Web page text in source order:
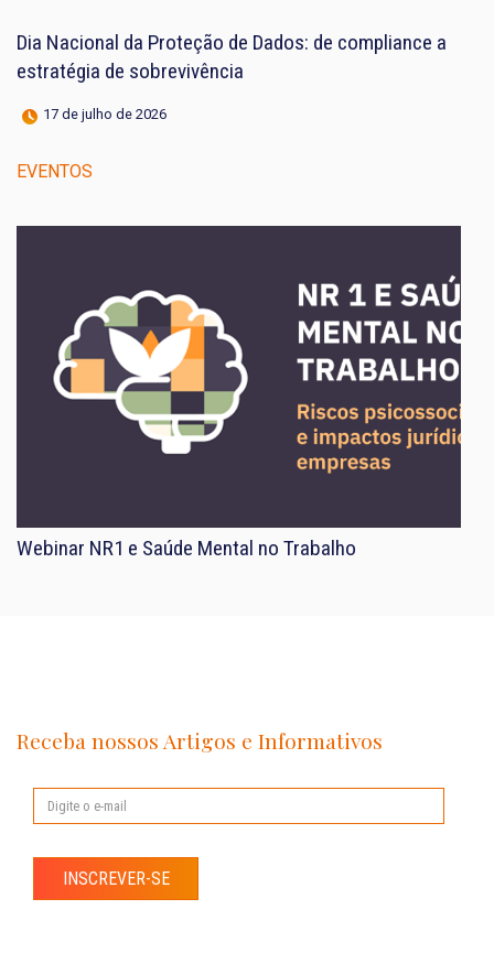
Dia Nacional da Proteção de Dados: de compliance a
estratégia de sobrevivência
17 de julho de 2026
EVENTOS
Webinar NR1 e Saúde Mental no Trabalho
Receba nossos Artigos e Informativos
INSCREVER-SE